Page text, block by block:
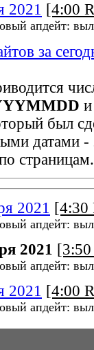
2021 [4:00
апдейт:
за
был
датами -
страницам.
2021 [4:30
апдейт:
2021
апдейт:
2021 [4:00
апдейт: